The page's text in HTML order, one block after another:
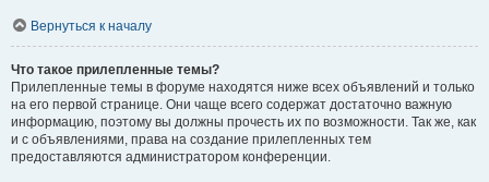
Вернуться к началу
Что такое прилепленные темы?
Прилепленные темы в форуме находятся ниже всех объявлений и только
на его первой странице. Они чаще всего содержат достаточно важную
информацию, поэтому вы должны прочесть их по возможности. Так же, как
и с объявлениями, права на создание прилепленных тем
предоставляются администратором конференции.